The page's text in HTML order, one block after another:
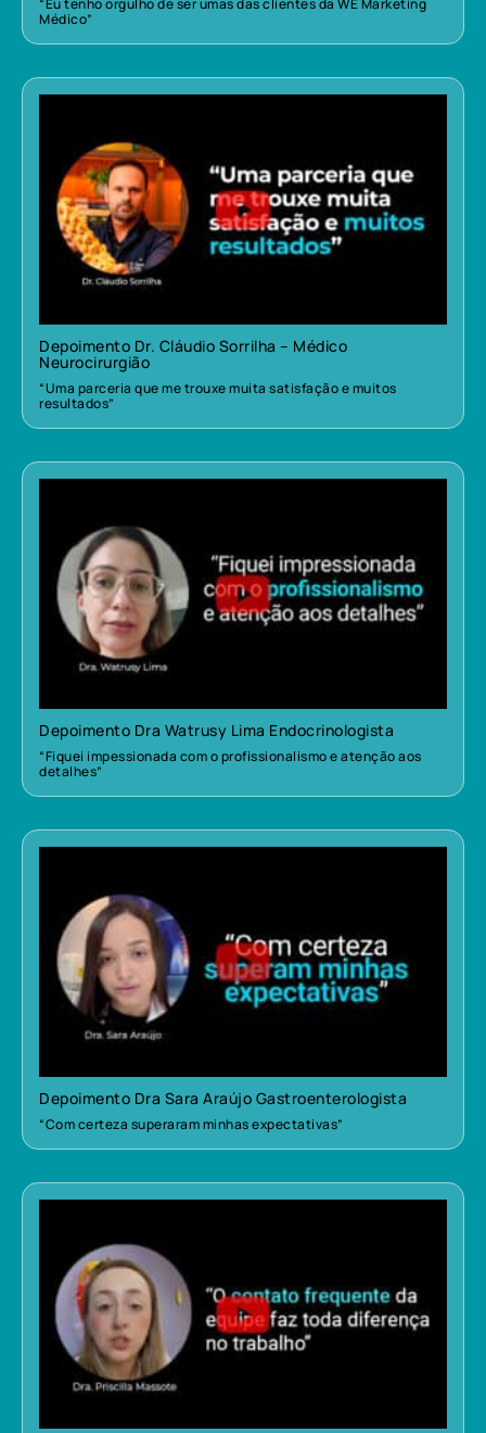
“Eu tenho orgulho de ser umas das clientes da WE Marketing
Médico”
Depoimento Dr. Cláudio Sorrilha – Médico
Neurocirurgião
“Uma parceria que me trouxe muita satisfação e muitos
resultados”
Depoimento Dra Watrusy Lima Endocrinologista
“Fiquei impessionada com o profissionalismo e atenção aos
detalhes”
Depoimento Dra Sara Araújo Gastroenterologista
“Com certeza superaram minhas expectativas”